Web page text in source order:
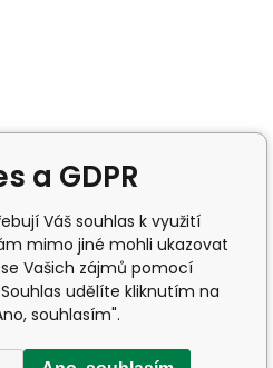
a GDPR
Váš souhlas k využití
mimo jiné mohli ukazovat
Vašich zájmů pomocí
udělíte kliknutím na
souhlasím".